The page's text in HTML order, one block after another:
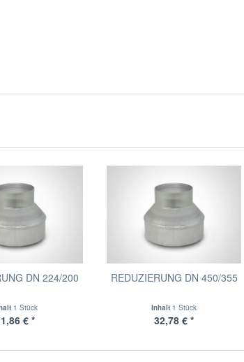
DN 224/200
1 Stück
€ *
REDUZIERUNG DN 450/355
Inhalt 1 Stück
32,78 € *